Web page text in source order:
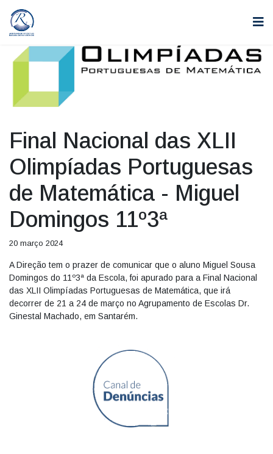
Final Nacional das XLII
Olimpíadas Portuguesas
de Matemática - Miguel
Domingos 11º3ª
20 março 2024
A Direção tem o prazer de comunicar que o aluno Miguel Sousa
Domingos do 11º3ª da Escola, foi apurado para a Final Nacional
das XLII Olimpíadas Portuguesas de Matemática, que irá
decorrer de 21 a 24 de março no Agrupamento de Escolas Dr.
Ginestal Machado, em Santarém.